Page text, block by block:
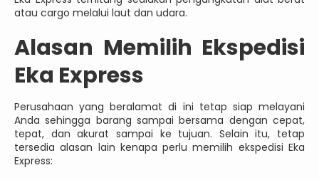
atau cargo melalui laut dan udara.
Alasan Memilih Ekspedisi
Eka Express
Perusahaan yang beralamat di ini tetap siap melayani
Anda sehingga barang sampai bersama dengan cepat,
tepat, dan akurat sampai ke tujuan. Selain itu, tetap
tersedia alasan lain kenapa perlu memilih ekspedisi Eka
Express: